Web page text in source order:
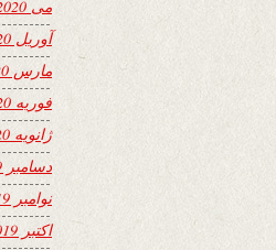
می 2020
آوریل 2020
مارس 2020
فوریه 2020
ژانویه 2020
دسامبر 2019
نوامبر 2019
اکتبر 2019